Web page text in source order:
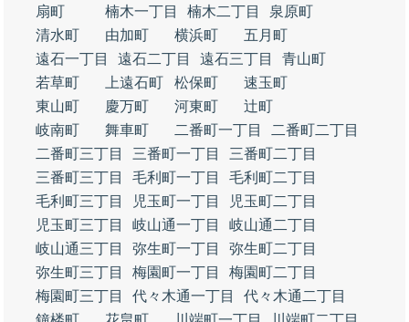
扇町
楠木一丁目 楠木二丁目
泉原町
清水町
由加町 横浜町
五月町
遠石一丁目
遠石二丁目 遠石三丁目
青山町
若草町
上遠石町 松保町
速玉町
東山町
慶万町 河東町
辻町
岐南町
舞車町 二番町一丁目
二番町二丁目
二番町三丁目
三番町一丁目
三番町二丁目
三番町三丁目
毛利町一丁目
毛利町二丁目
毛利町三丁目
児玉町一丁目
児玉町二丁目
児玉町三丁目
岐山通一丁目
岐山通二丁目
岐山通三丁目
弥生町一丁目
弥生町二丁目
弥生町三丁目
梅園町一丁目
梅園町二丁目
梅園町三丁目
代々木通一丁目
代々木通二丁目